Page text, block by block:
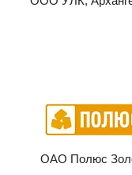
ОАО Полюс